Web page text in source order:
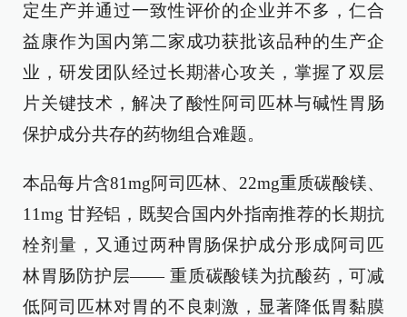
定生产并通过一致性评价的企业并不多，仁合
益康作为国内第二家成功获批该品种的生产企
业，研发团队经过长期潜心攻关，掌握了双层
片关键技术，解决了酸性阿司匹林与碱性胃肠
保护成分共存的药物组合难题。
本品每片含81mg阿司匹林、22mg重质碳酸镁、
11mg 甘羟铝，既契合国内外指南推荐的长期抗
栓剂量，又通过两种胃肠保护成分形成阿司匹
林胃肠防护层—— 重质碳酸镁为抗酸药，可减
低阿司匹林对胃的不良刺激，显著降低胃黏膜